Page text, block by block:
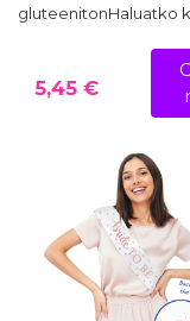
gluteenitonHaluatko
5,45 €